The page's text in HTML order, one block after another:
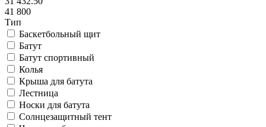
41 800
Тип
Баскетбольный щит
Батут
Батут спортивный
Колья
Крыша для батута
Лестница
Носки для батута
Солнцезащитный тент